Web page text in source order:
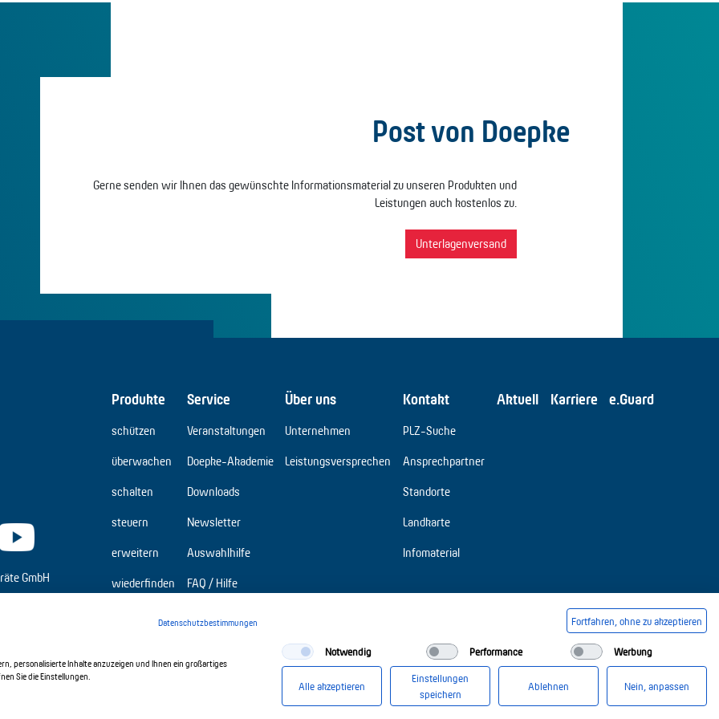
Post von Doepke
Gerne senden wir Ihnen das gewünschte Informationsmaterial zu unseren Produkten und
Leistungen auch kostenlos zu.
Unterlagenversand
GmbH
Produkte
schützen
überwachen
schalten
steuern
erweitern
wiederfinden
Service
Veranstaltungen
Doepke-Akademie
Downloads
Newsletter
Auswahlhilfe
FAQ / Hilfe
Über uns
Unternehmen
Leistungsversprechen
Kontakt
PLZ-Suche
Ansprechpartner
Standorte
Landkarte
Infomaterial
Aktuell Karriere e.Guard
Fortfahren, ohne zu akzeptieren
Datenschutzbestimmungen
personalisierte Inhalte anzuzeigen und Ihnen ein großartiges
Sie die Einstellungen.
Notwendig Performance Werbung
Alle akzeptieren
Einstellungen
speichern
Ablehnen Nein, anpassen